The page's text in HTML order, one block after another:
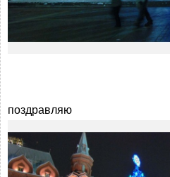
поздравляю